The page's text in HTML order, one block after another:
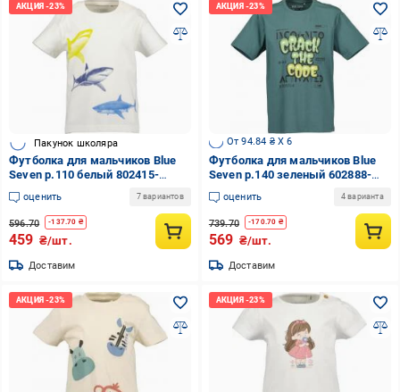
Пакунок школяра
Футболка для мальчиков Blue
Seven р.110 белый 802415-
00/0110
оценить 7 вариантов
596.70 -137.70 ₴
459 ₴/шт.
Доставим
От 94.84 ₴ X 6
Футболка для мальчиков Blue
Seven р.140 зеленый 602888-
00/7321
оценить 4 варианта
739.70 -170.70 ₴
569 ₴/шт.
Доставим